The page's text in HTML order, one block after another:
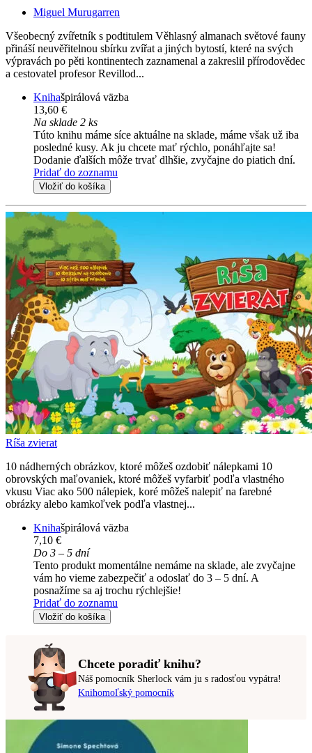
Miguel Murugarren
Všeobecný zvířetník s podtitulem Věhlasný almanach světové fauny
přináší neuvěřitelnou sbírku zvířat a jiných bytostí, které na svých
výpravách po pěti kontinentech zaznamenal a zakreslil přírodovědec
a cestovatel profesor Revillod...
Knihašpirálová väzba
13,60 €
Na sklade 2 ks
Túto knihu máme síce aktuálne na sklade, máme však už iba
posledné kusy. Ak ju chcete mať rýchlo, ponáhľajte sa!
Dodanie ďalších môže trvať dlhšie, zvyčajne do piatich dní.
Pridať do zoznamu
Vložiť do košíka
Ríša zvierat
10 nádherných obrázkov, ktoré môžeš ozdobiť nálepkami 10
obrovských maľovaniek, ktoré môžeš vyfarbiť podľa vlastného
vkusu Viac ako 500 nálepiek, koré môžeš nalepiť na farebné
obrázky alebo kamkoľvek podľa vlastnej...
Knihašpirálová väzba
7,10 €
Do 3 – 5 dní
Tento produkt momentálne nemáme na sklade, ale zvyčajne
vám ho vieme zabezpečiť a odoslať do 3 – 5 dní. A
posnažíme sa aj trochu rýchlejšie!
Pridať do zoznamu
Vložiť do košíka
Chcete poradiť knihu?
Náš pomocník Sherlock vám ju s radosťou vypátra!
Knihomoľský pomocník